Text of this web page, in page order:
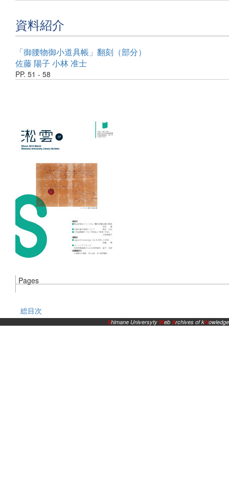
資料紹介
「御腰物御小道具帳」翻刻（部分）
佐藤 陽子 小林 准士
PP. 51 - 58
Pages
総目次
Shimane Universyty WebArchives of kNowledge